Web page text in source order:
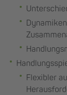
Flexibler